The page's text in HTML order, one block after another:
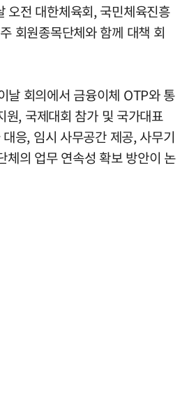
오전 대한체육회, 국민체육진흥
회원종목단체와 함께 대책 회
날 회의에서 금융이체 OTP와 통
원, 국제대회 참가 및 국가대표
응, 임시 사무공간 제공, 사무기
체의 업무 연속성 확보 방안이 논